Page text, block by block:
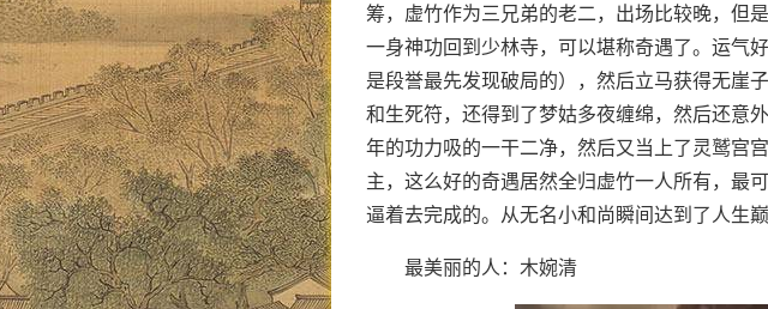
筹，虚竹作为三兄弟的老二，出场比较晚，但
一身神功回到少林寺，可以堪称奇遇了。运气
是段誉最先发现破局的），然后立马获得无崖
和生死符，还得到了梦姑多夜缠绵，然后还意
年的功力吸的一干二净，然后又当上了灵鹫宫
主，这么好的奇遇居然全归虚竹一人所有，最
逼着去完成的。从无名小和尚瞬间达到了人生
最美丽的人：木婉清